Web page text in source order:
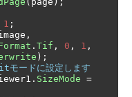
1 ;
,
. Tif , 0 , 1 ,
);
ードに設定します
. SizeMode =